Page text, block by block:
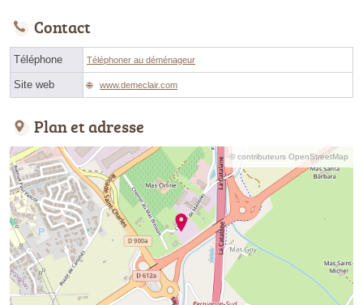
Contact
Téléphone Téléphoner au déménageur
Site web www.demeclair.com
Plan et adresse
© contributeurs OpenStreetMap